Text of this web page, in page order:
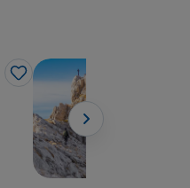
Like